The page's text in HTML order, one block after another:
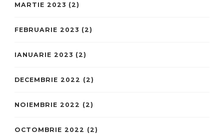
MARTIE 2023 (2)
FEBRUARIE 2023 (2)
IANUARIE 2023 (2)
DECEMBRIE 2022 (2)
NOIEMBRIE 2022 (2)
OCTOMBRIE 2022 (2)